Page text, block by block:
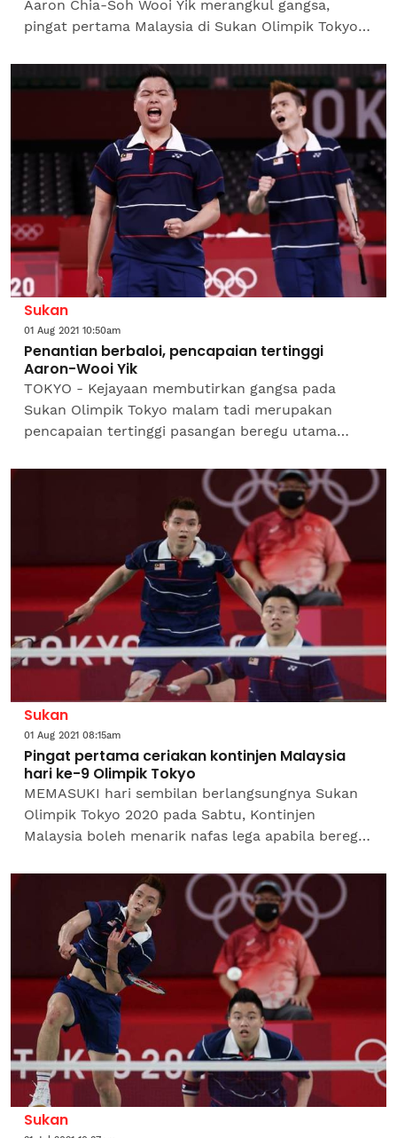
Aaron Chia-Soh Wooi Yik merangkul gangsa,
pingat pertama Malaysia di Sukan Olimpik Tokyo
sedang menghadapi...
Sukan
01 Aug 2021 10:50am
Penantian berbaloi, pencapaian tertinggi
Aaron-Wooi Yik
TOKYO - Kejayaan membutirkan gangsa pada
Sukan Olimpik Tokyo malam tadi merupakan
pencapaian tertinggi pasangan beregu utama
pertama digandingkan pada...
Sukan
01 Aug 2021 08:15am
Pingat pertama ceriakan kontinjen Malaysia
hari ke-9 Olimpik Tokyo
MEMASUKI hari sembilan berlangsungnya Sukan
Olimpik Tokyo 2020 pada Sabtu, Kontinjen
Malaysia boleh menarik nafas lega apabila beregu
menyumbangkan pingat...
Sukan